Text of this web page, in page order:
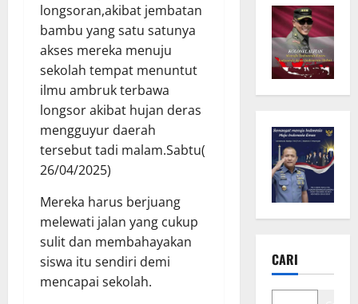
longsoran,akibat jembatan
bambu yang satu satunya
akses mereka menuju
sekolah tempat menuntut
ilmu ambruk terbawa
longsor akibat hujan deras
mengguyur daerah
tersebut tadi malam.Sabtu(
26/04/2025)
Mereka harus berjuang
melewati jalan yang cukup
sulit dan membahayakan
siswa itu sendiri demi
mencapai sekolah.
CARI